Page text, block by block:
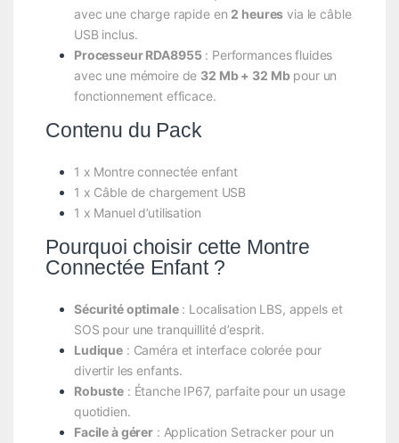
avec une charge rapide en 2 heures via le câble
USB inclus.
Processeur RDA8955: Performances fluides
avec une mémoire de 32 Mb + 32 Mbpour un
fonctionnement efficace.
Contenu du Pack
1 x Montre connectée enfant
1 x Câble de chargement USB
1 x Manuel d’utilisation
Pourquoi choisir cette Montre
Connectée Enfant ?
Sécurité optimale: Localisation LBS, appels et
SOS pour une tranquillité d’esprit.
Ludique : Caméra et interface colorée pour
divertir les enfants.
Robuste : Étanche IP67, parfaite pour un usage
quotidien.
Facile à gérer : Application Setracker pour un